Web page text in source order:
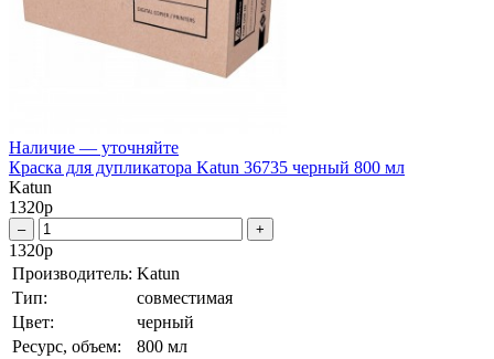
Наличие — уточняйте
Краска для дупликатора Katun 36735 черный 800 мл
Katun
1320р
– +
1320р
Производитель: Katun
Тип:
совместимая
Цвет:
черный
Ресурс, объем:
800 мл